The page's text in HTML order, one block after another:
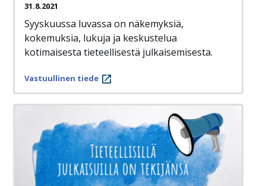
31.8.2021
Syyskuussa luvassa on näkemyksiä,
kokemuksia, lukuja ja keskustelua
kotimaisesta tieteellisestä julkaisemisesta.
Vastuullinen tiede